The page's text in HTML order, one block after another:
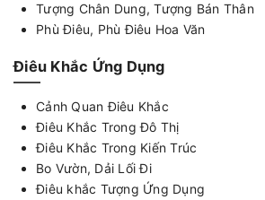
Tượng Chân Dung, Tượng Bán Thân
Phù Điêu, Phù Điêu Hoa Văn
Điêu Khắc Ứng Dụng
Cảnh Quan Điêu Khắc
Điêu Khắc Trong Đô Thị
Điêu Khắc Trong Kiến Trúc
Bo Vườn, Dải Lối Đi
Điêu khắc Tượng Ứng Dụng